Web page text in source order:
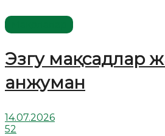
Эзгу мақсадлар
анжуман
14.07.2026
52